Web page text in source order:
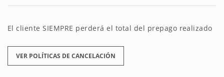
El cliente SIEMPRE perderá el total del prepago realizado
VER POLÍTICAS DE CANCELACIÓN